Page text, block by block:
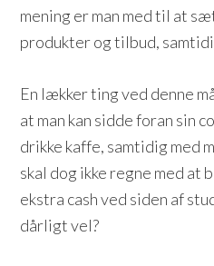
mening er man med til at
produkter og tilbud,
En lækker ting ved denne
at man kan sidde foran sin
drikke kaffe, samtidig med
skal dog ikke regne med at
ekstra cash ved siden af
dårligt vel?